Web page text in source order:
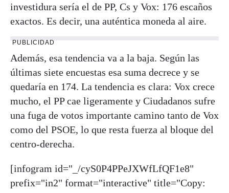
investidura sería el de PP, Cs y Vox: 176 escaños
exactos. Es decir, una auténtica moneda al aire.
PUBLICIDAD
Además, esa tendencia va a la baja. Según las
últimas siete encuestas esa suma decrece y se
quedaría en 174. La tendencia es clara: Vox crece
mucho, el PP cae ligeramente y Ciudadanos sufre
una fuga de votos importante camino tanto de Vox
como del PSOE, lo que resta fuerza al bloque del
centro-derecha.
[infogram id="_/cyS0P4PPeJXWfLfQF1e8"
prefix="in2" format="interactive" title="Copy: